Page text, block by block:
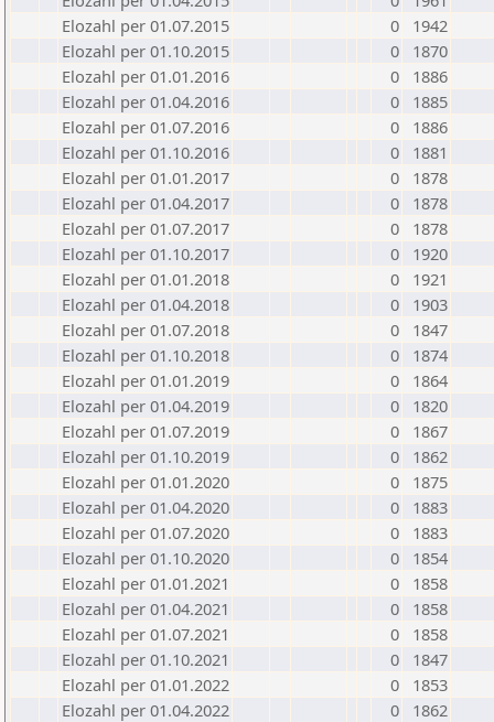
Elozahl per 01.07.2015
0
1942
Elozahl per 01.10.2015
0
1870
Elozahl per 01.01.2016
0
1886
Elozahl per 01.04.2016
0
1885
Elozahl per 01.07.2016
0
1886
Elozahl per 01.10.2016
0
1881
Elozahl per 01.01.2017
0
1878
Elozahl per 01.04.2017
0
1878
Elozahl per 01.07.2017
0
1878
Elozahl per 01.10.2017
0
1920
Elozahl per 01.01.2018
0
1921
Elozahl per 01.04.2018
0
1903
Elozahl per 01.07.2018
0
1847
Elozahl per 01.10.2018
0
1874
Elozahl per 01.01.2019
0
1864
Elozahl per 01.04.2019
0
1820
Elozahl per 01.07.2019
0
1867
Elozahl per 01.10.2019
0
1862
Elozahl per 01.01.2020
0
1875
Elozahl per 01.04.2020
0
1883
Elozahl per 01.07.2020
0
1883
Elozahl per 01.10.2020
0
1854
Elozahl per 01.01.2021
0
1858
Elozahl per 01.04.2021
0
1858
Elozahl per 01.07.2021
0
1858
Elozahl per 01.10.2021
0
1847
Elozahl per 01.01.2022
0
1853
Elozahl per 01.04.2022
0
1862